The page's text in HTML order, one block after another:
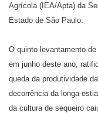
Agrícola (IEA/Apta) da
Estado de São Paulo.
O quinto levantamento
em junho deste ano,
queda da produtividade
decorrência da longa
da cultura de sequeiro